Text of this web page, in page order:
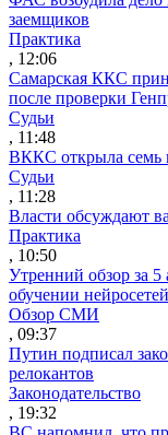
заемщиков
Практика
, 12:06
Самарская ККС
после проверки
Судьи
, 11:48
ВККС открыла семь
Судьи
, 11:28
Власти обсуждают
Практика
, 10:50
Утренний обзор за 5
обучении
Обзор СМИ
, 09:37
Путин подписал
релокантов
Законодательство
, 19:32